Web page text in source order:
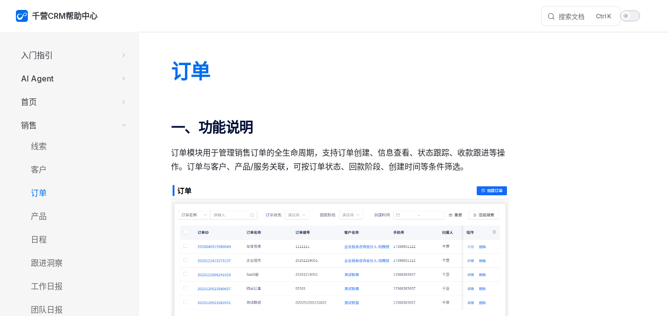
Skip to content
千营CRM帮助中心 搜索文档 K
Sidebar Navigation
入门指引
AI Agent
首页
销售
线索
客户
订单
产品
日程
跟进洞察
工作日报
团队日报
订单
一、功能说明
订单模块用于管理销售订单的全生命周期，支持订单创建、信息查看、状态跟踪、收款跟进等操
作。订单与客户、产品/服务关联，可按订单状态、回款阶段、创建时间等条件筛选。